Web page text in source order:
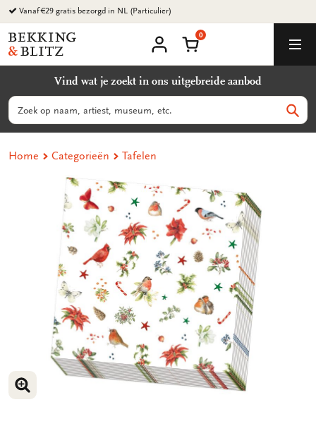
Ga
naar
content
Vanaf €29 gratis bezorgd in NL (Particulier)
Bekking
&
B.V.
account
Winkelmand
0
Vind wat je zoekt in ons uitgebreide aanbod
Zoeken
Home Categorieën Tafelen
VERGROOT AFBEELDING